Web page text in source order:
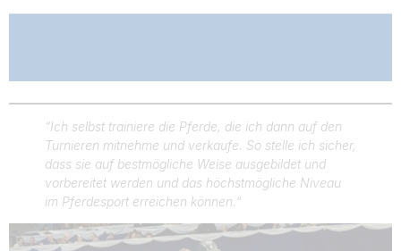
“Ich selbst trainiere die Pferde, die ich dann auf den
Turnieren mitnehme und verkaufe. So stelle ich sicher,
dass sie auf bestmögliche Weise ausgebildet und
vorbereitet werden und das höchstmögliche Niveau
im Pferdesport erreichen können.“